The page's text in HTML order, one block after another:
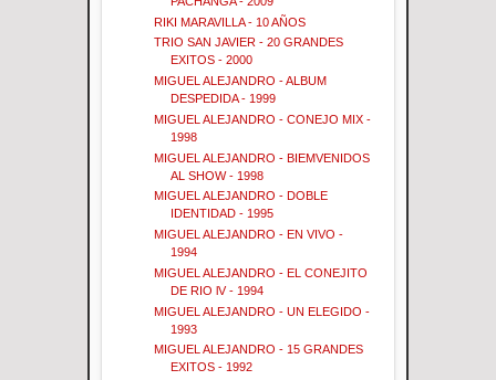
RIKI MARAVILLA - 10 AÑOS
TRIO SAN JAVIER - 20 GRANDES
EXITOS - 2000
MIGUEL ALEJANDRO - ALBUM
DESPEDIDA - 1999
MIGUEL ALEJANDRO - CONEJO MIX -
1998
MIGUEL ALEJANDRO - BIEMVENIDOS
AL SHOW - 1998
MIGUEL ALEJANDRO - DOBLE
IDENTIDAD - 1995
MIGUEL ALEJANDRO - EN VIVO -
1994
MIGUEL ALEJANDRO - EL CONEJITO
DE RIO lV - 1994
MIGUEL ALEJANDRO - UN ELEGIDO -
1993
MIGUEL ALEJANDRO - 15 GRANDES
EXITOS - 1992